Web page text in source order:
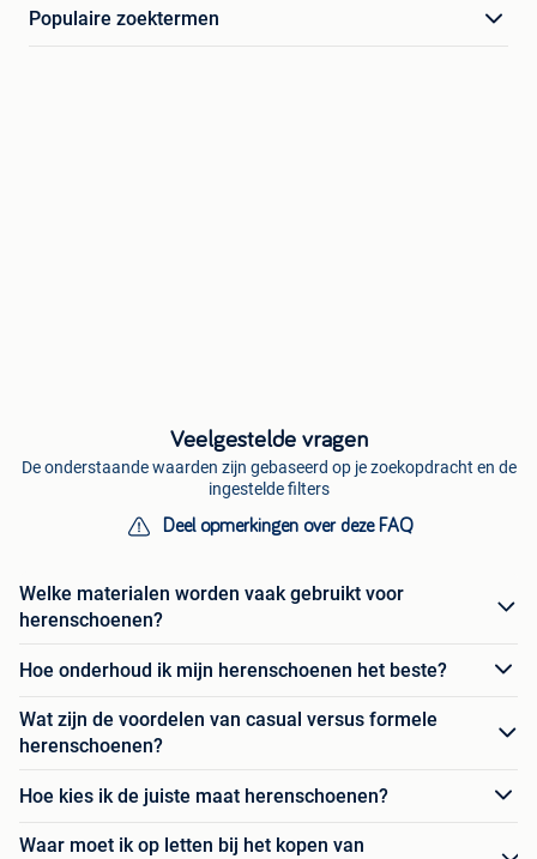
Populaire zoektermen
Veelgestelde vragen
De onderstaande waarden zijn gebaseerd op je zoekopdracht en de
ingestelde filters
Deel opmerkingen over deze FAQ
Welke materialen worden vaak gebruikt voor
herenschoenen?
Hoe onderhoud ik mijn herenschoenen het beste?
Wat zijn de voordelen van casual versus formele
herenschoenen?
Hoe kies ik de juiste maat herenschoenen?
Waar moet ik op letten bij het kopen van